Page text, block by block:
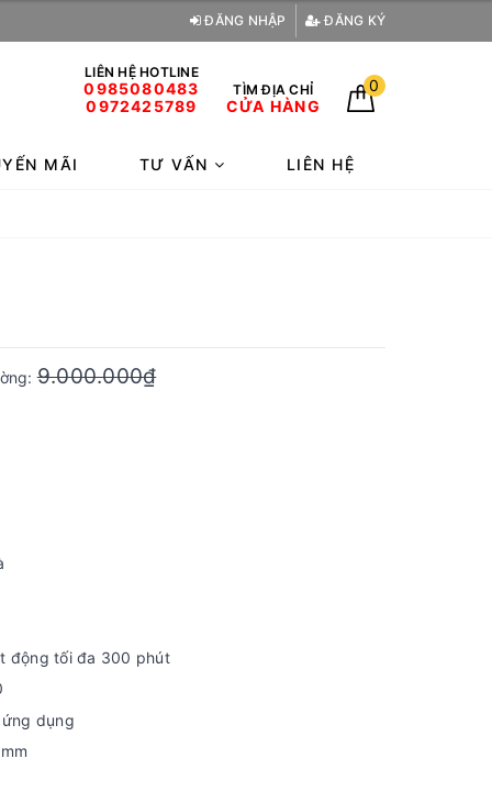
ĐĂNG NHẬP ĐĂNG KÝ
LIÊN HỆ HOTLINE
0985080483
0972425789
TÌM ĐỊA CHỈ
CỬA HÀNG
0
MÃI TƯ VẤN LIÊN HỆ
9.000.000₫
động tối đa 300 phút
dụng